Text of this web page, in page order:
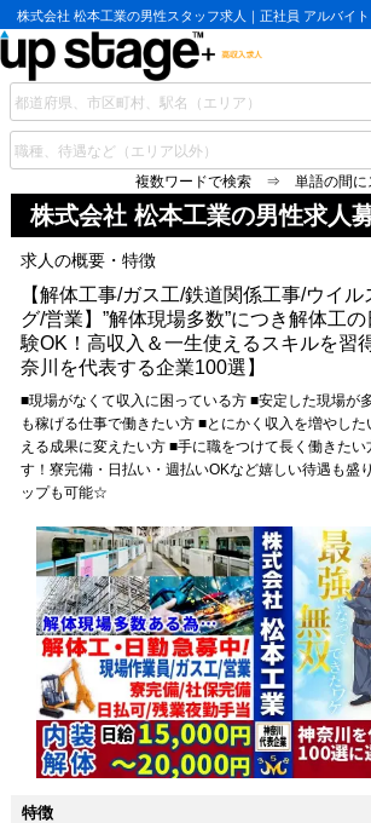
株式会社 松本工業の男性スタッフ求人｜正社員 アルバイト
複数ワードで検索 ⇒ 単語の間に
株式会社 松本工業の男性求人
求人の概要・特徴
【解体工事/ガス工/鉄道関係工事/ウイ
グ/営業】”解体現場多数”につき解体工
験OK！高収入＆一生使えるスキルを習
奈川を代表する企業100選】
■現場がなくて収入に困っている方 ■安定した現場が
も稼げる仕事で働きたい方 ■とにかく収入を増やし
える成果に変えたい方 ■手に職をつけて長く働きた
す！寮完備・日払い・週払いOKなど嬉しい待遇も盛
ップも可能☆
特徴